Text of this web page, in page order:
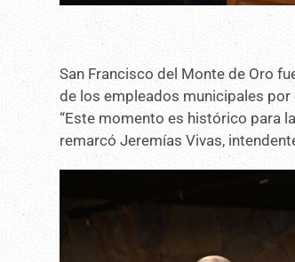
San Francisco del Monte de Oro
de los empleados municipales
“Este momento es histórico para
remarcó Jeremías Vivas,